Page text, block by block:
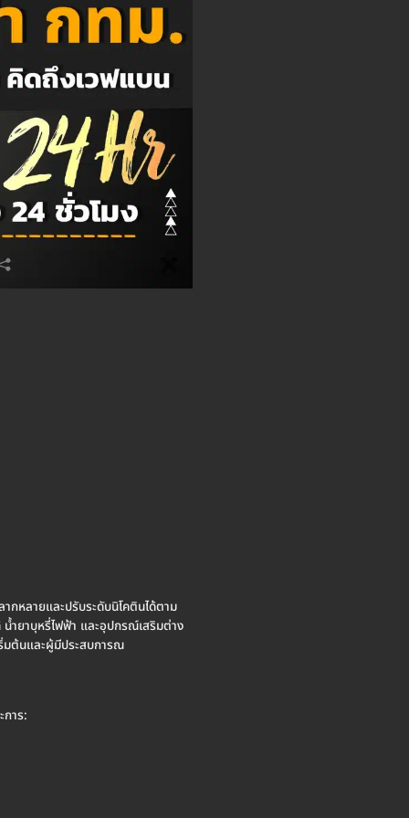
กหลายและปรับระดับนิโคตินได้ตาม
ำยาบุหรี่ไฟฟ้า และอุปกรณ์เสริมต่าง
มต้นและผู้มีประสบการณ
าร: